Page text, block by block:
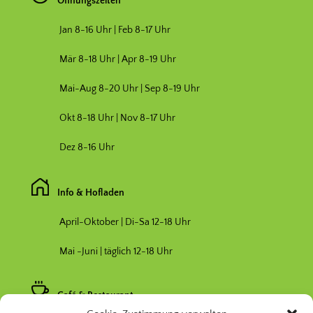
Jan 8-16 Uhr | Feb 8-17 Uhr
Mär 8-18 Uhr | Apr 8-19 Uhr
Mai-Aug 8-20 Uhr | Sep 8-19 Uhr
Okt 8-18 Uhr | Nov 8-17 Uhr
Dez 8-16 Uhr
Info & Hofladen
April-Oktober | Di-Sa 12-18 Uhr
Mai -Juni | täglich 12-18 Uhr
Café & Restaurant